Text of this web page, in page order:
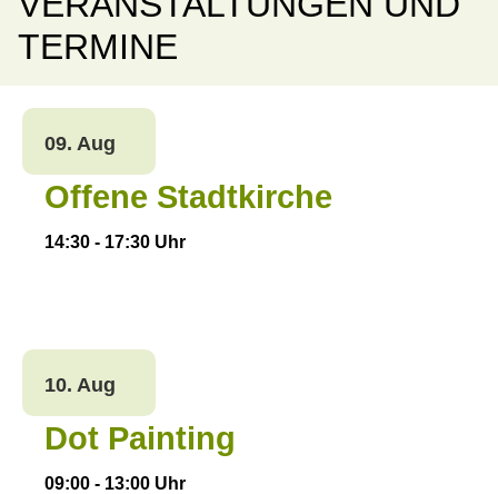
TERMINE
Offene Stadtkirche
14:30 - 17:30 Uhr
09. Aug
Dot Painting
09:00 - 13:00 Uhr
10. Aug